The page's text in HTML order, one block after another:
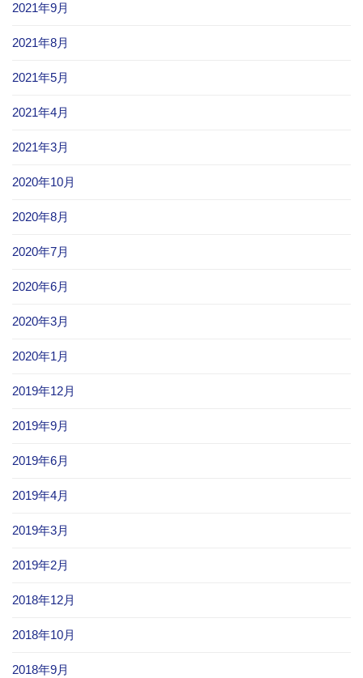
2021年9月
2021年8月
2021年5月
2021年4月
2021年3月
2020年10月
2020年8月
2020年7月
2020年6月
2020年3月
2020年1月
2019年12月
2019年9月
2019年6月
2019年4月
2019年3月
2019年2月
2018年12月
2018年10月
2018年9月